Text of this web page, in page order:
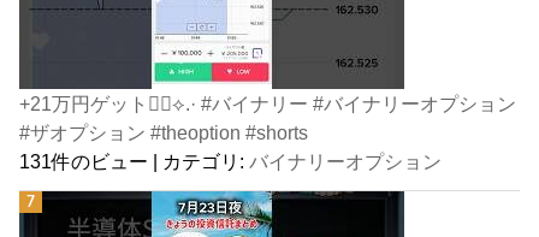
+21万円ゲット👍🏻⟡.· #バイナリー #バイナリーオプション
#ザオプション #theoption #shorts
131件のビュー | カテゴリ: バイナリーオプション